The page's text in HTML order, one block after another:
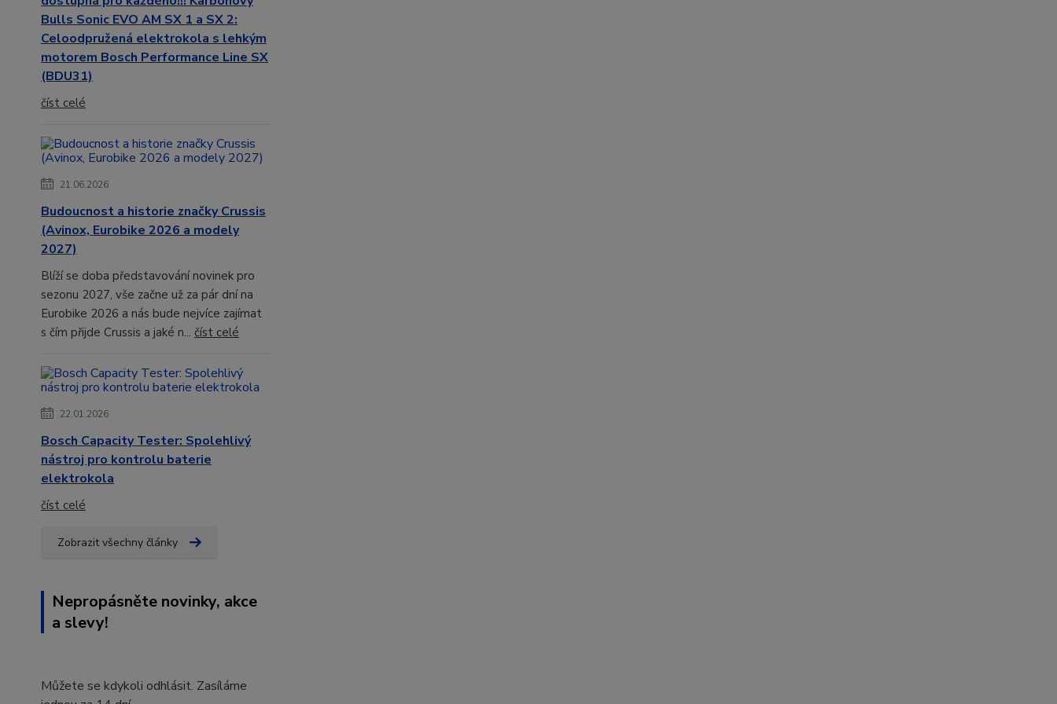
Bulls Sonic EVO AM SX 1 a SX 2:
Celoodpružená elektrokola s lehkým
motorem Bosch Performance Line SX
(BDU31)
číst celé
21.06.2026
Budoucnost a historie značky Crussis
(Avinox, Eurobike 2026 a modely
2027)
Blíží se doba představování novinek pro
sezonu 2027, vše začne už za pár dní na
Eurobike 2026 a nás bude nejvíce zajímat
s čím přijde Crussis a jaké n... číst celé
22.01.2026
Bosch Capacity Tester: Spolehlivý
nástroj pro kontrolu baterie
elektrokola
číst celé
Zobrazit všechny články
Nepropásněte novinky, akce
a slevy!
Můžete se kdykoli odhlásit. Zasíláme